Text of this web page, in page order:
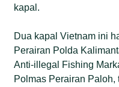
kapal.
Dua kapal Vietnam ini
Perairan Polda
Anti-illegal Fishing
Polmas Perairan Paloh,